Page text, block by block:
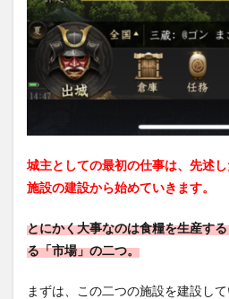
城主としての最初の仕事は、先述
施設の建設から始めていきます。
とにかく大事なのは食糧を生産す
る「市場」の二つ。
まずは、この二つの施設を建設して